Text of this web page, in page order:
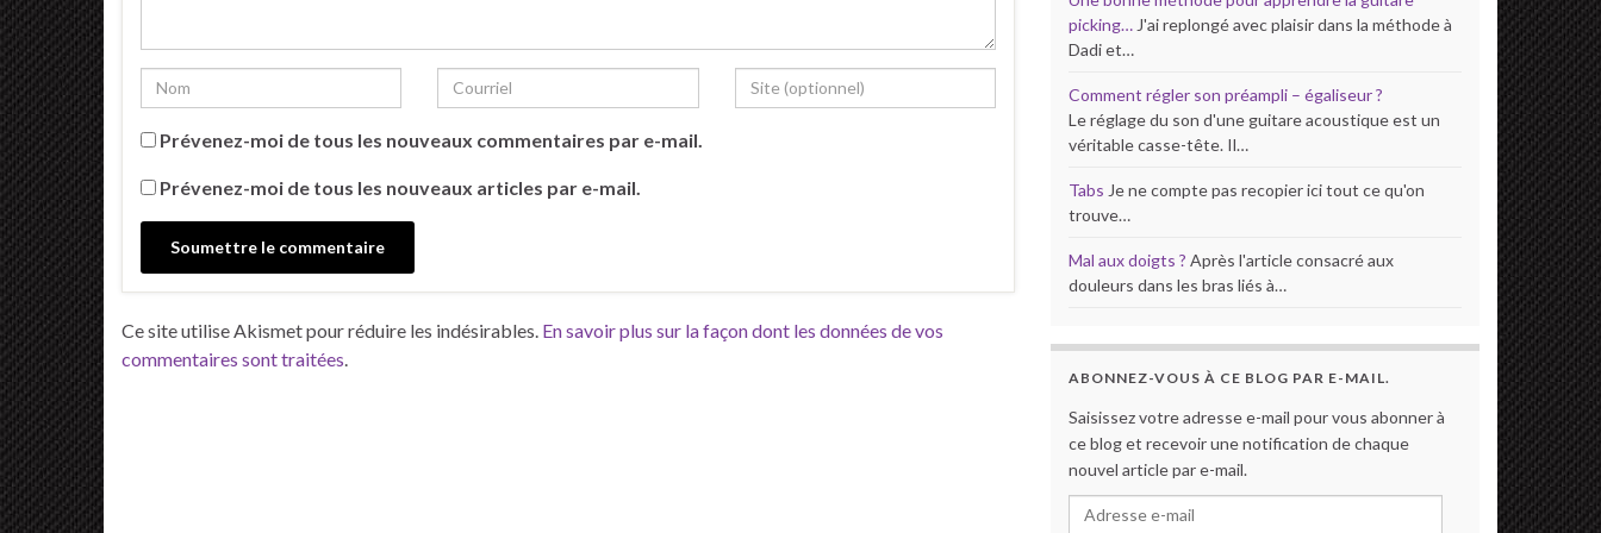
Prévenez-moi de tous les nouveaux commentaires par e-mail.
Prévenez-moi de tous les nouveaux articles par e-mail.
Ce site utilise Akismet pour réduire les indésirables. En savoir plus sur la façon dont les données de vos
commentaires sont traitées
picking… J'ai replongé avec plaisir dans la méthode à
Dadi et…
Comment régler son préampli – égaliseur ?
Le réglage du son d'une guitare acoustique est un
véritable casse-tête. Il…
Tabs Je ne compte pas recopier ici tout ce qu'on
trouve…
Mal aux doigts ? Après l'article consacré aux
douleurs dans les bras liés à…
ABONNEZ-VOUS À CE BLOG PAR E-MAIL.
Saisissez votre adresse e-mail pour vous abonner à
ce blog et recevoir une notification de chaque
nouvel article par e-mail.
Adresse e-mail